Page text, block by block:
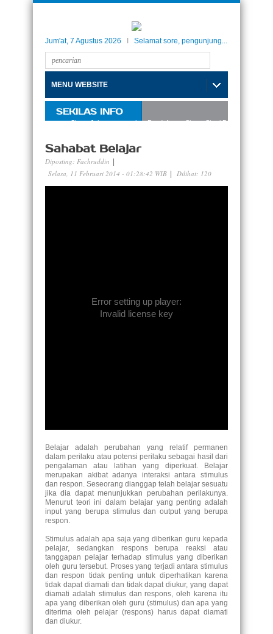
Jum'at, 7 Agustus 2026 Selamat sore, pengunjung...
MENU WEBSITE
SEKILAS INFO
Internasional Taman Siswa Jakarta, menerima Pendaftaran Siswa-Siswi Baru Tahun
Sahabat Belajar
Diposting: Fachruddin
Selasa, 11 Februari 2014 - 01:28:42 WIB Dilihat: 120
Error setting up player:
Invalid license key
Belajar adalah perubahan yang relatif permanen
dalam perilaku atau potensi perilaku sebagai hasil dari
pengalaman atau latihan yang diperkuat. Belajar
merupakan akibat adanya interaksi antara stimulus
dan respon. Seseorang dianggap telah belajar sesuatu
jika dia dapat menunjukkan perubahan perilakunya.
Menurut teori ini dalam belajar yang penting adalah
input yang berupa stimulus dan output yang berupa
respon.
Stimulus adalah apa saja yang diberikan guru kepada
pelajar, sedangkan respons berupa reaksi atau
tanggapan pelajar terhadap stimulus yang diberikan
oleh guru tersebut. Proses yang terjadi antara stimulus
dan respon tidak penting untuk diperhatikan karena
tidak dapat diamati dan tidak dapat diukur, yang dapat
diamati adalah stimulus dan respons, oleh karena itu
apa yang diberikan oleh guru (stimulus) dan apa yang
diterima oleh pelajar (respons) harus dapat diamati
dan diukur.